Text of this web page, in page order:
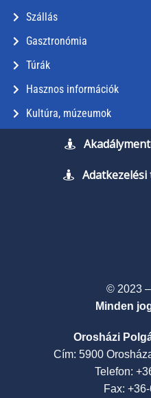
Szállás
Gasztronómia
Túrák
Hasznos információk
Kultúra, múzeumok
© 2023
Minden
Orosházi
Cím: 5900
Telefon:
Fax: